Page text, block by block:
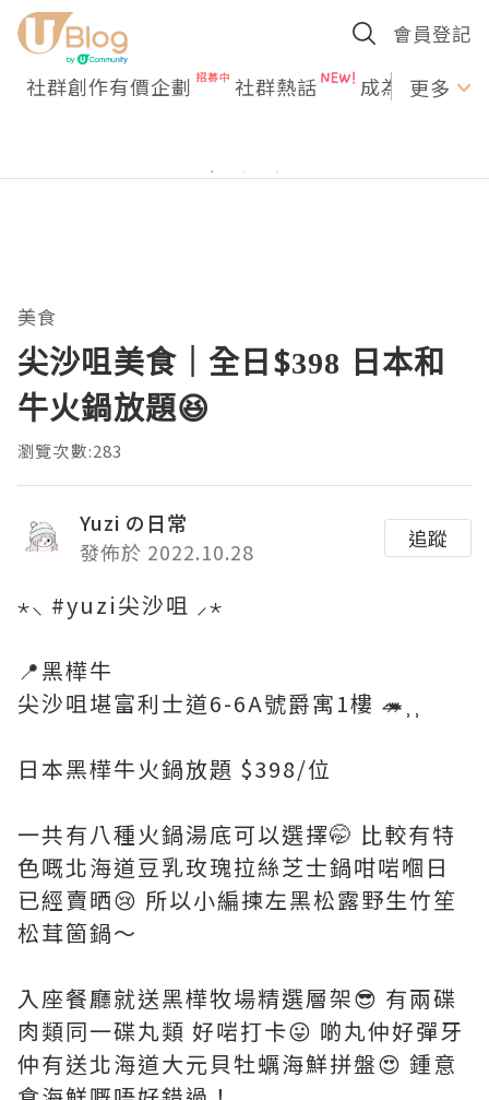
會員登記
社群創作有價企劃 社群熱話 成為U更多
美食
尖沙咀美食｜全日$398 日本和
牛火鍋放題😆
瀏覽次數:283
Yuzi の日常
發佈於 2022.10.28
追蹤
⋆⸜ #yuzi尖沙咀 ⸝⋆
📍黑樺牛
尖沙咀堪富利士道6-6A號爵寓1樓 🦔⸒⸒
日本黑樺牛火鍋放題 $398/位
一共有八種火鍋湯底可以選擇🤭 比較有特
色嘅北海道豆乳玫瑰拉絲芝士鍋咁啱嗰日
已經賣晒😢 所以小編揀左黑松露野生竹笙
松茸箇鍋～
入座餐廳就送黑樺牧場精選層架😎 有兩碟
肉類同一碟丸類 好啱打卡😛 啲丸仲好彈牙
仲有送北海道大元貝牡蠣海鮮拼盤😍 鍾意